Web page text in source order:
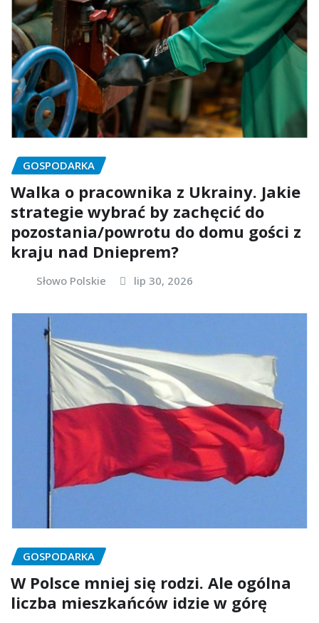
GOSPODARKA
Walka o pracownika z Ukrainy. Jakie
strategie wybrać by zachęcić do
pozostania/powrotu do domu gości z
kraju nad Dnieprem?
Słowo Polskie lip 30, 2026
GOSPODARKA
W Polsce mniej się rodzi. Ale ogólna
liczba mieszkańców idzie w górę